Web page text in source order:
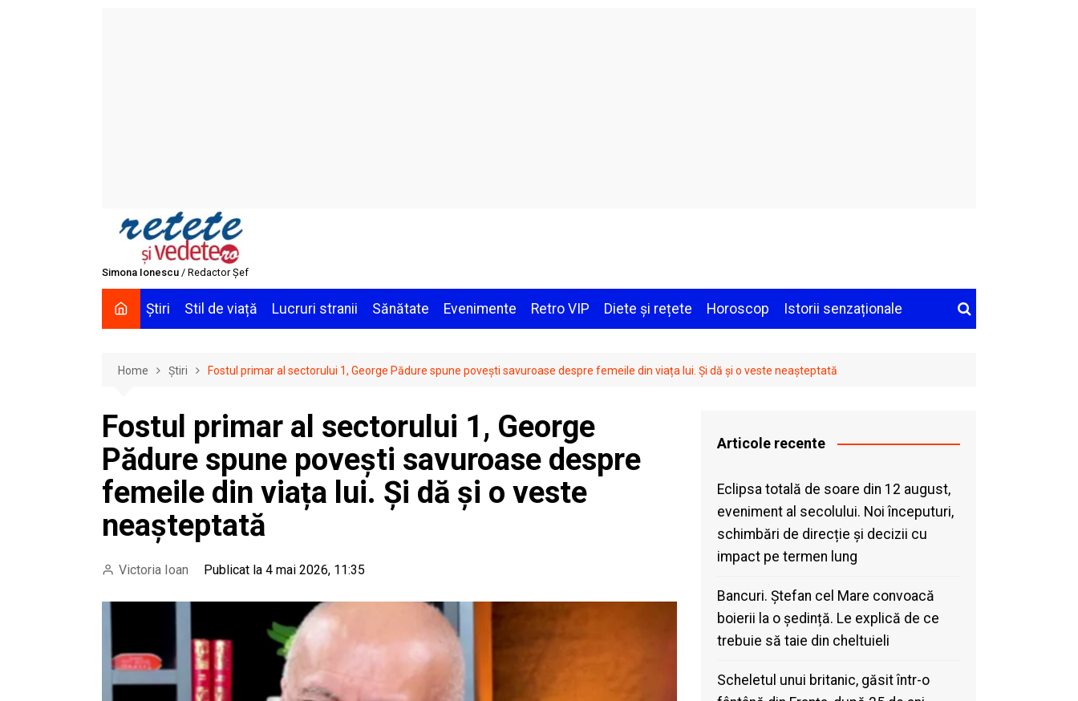
Simona Ionescu / Redactor Șef
Știri Stil de viață Lucruri stranii Sănătate Evenimente Retro VIP Diete și rețete Horoscop Istorii senzaționale
Home Știri Fostul primar al sectorului 1, George Pădure spune povești savuroase despre femeile din viața lui. Și dă și o veste neașteptată
Fostul primar al sectorului 1, George
Pădure spune povești savuroase despre
femeile din viața lui. Și dă și o veste
neașteptată
Victoria Ioan Publicat la 4 mai 2026, 11:35
Articole recente
Eclipsa totală de soare din 12 august,
eveniment al secolului. Noi începuturi,
schimbări de direcție și decizii cu
impact pe termen lung
Bancuri. Ștefan cel Mare convoacă
boierii la o ședință. Le explică de ce
trebuie să taie din cheltuieli
Scheletul unui britanic, găsit într-o